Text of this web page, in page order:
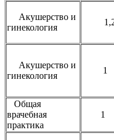
Акушерство и
гинекология
Акушерство и
гинекология
1
Общая
врачебная
практика
1